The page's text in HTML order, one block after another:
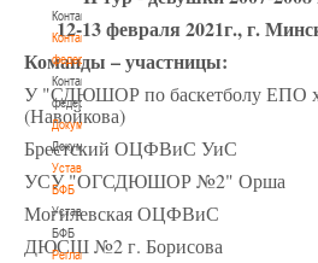
Контакты
Контакты
федерации
Контакты
федерации
Документы
Документы
Устав
БФБ
Устав
БФБ
Регламентирующие
12-13 февраля 2021г., г.
Команды – участницы:
У "СДЮШОР по баскетболу ЕПО
(Навойкова)
Брестский ОЦФВиС УиС
УСУ "ОГСДЮШОР №2" Орша
Могилевская ОЦФВиС
ДЮСШ №2 г. Борисова